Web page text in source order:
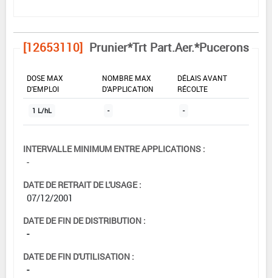
[12653110] Prunier*Trt Part.Aer.*Pucerons
DOSE MAX
D'EMPLOI
NOMBRE MAX
D'APPLICATION
DÉLAIS AVANT
RÉCOLTE
1 L/hL - -
INTERVALLE MINIMUM ENTRE APPLICATIONS :
-
DATE DE RETRAIT DE L'USAGE :
07/12/2001
DATE DE FIN DE DISTRIBUTION :
-
DATE DE FIN D'UTILISATION :
-